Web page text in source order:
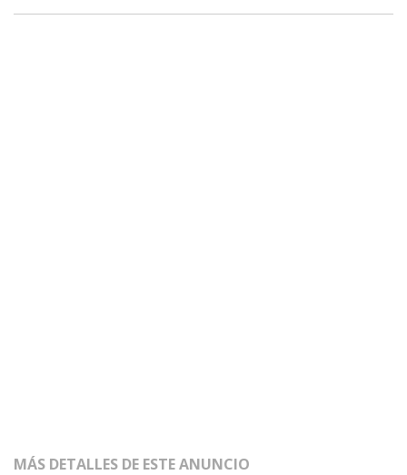
MÁS DETALLES DE ESTE ANUNCIO